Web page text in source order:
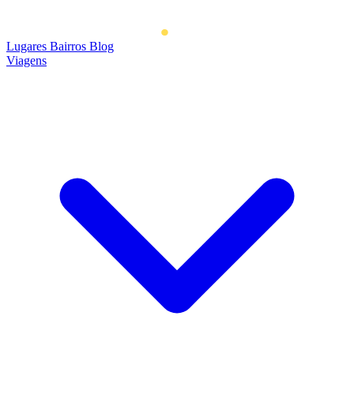
Lugares Bairros Blog
Viagens